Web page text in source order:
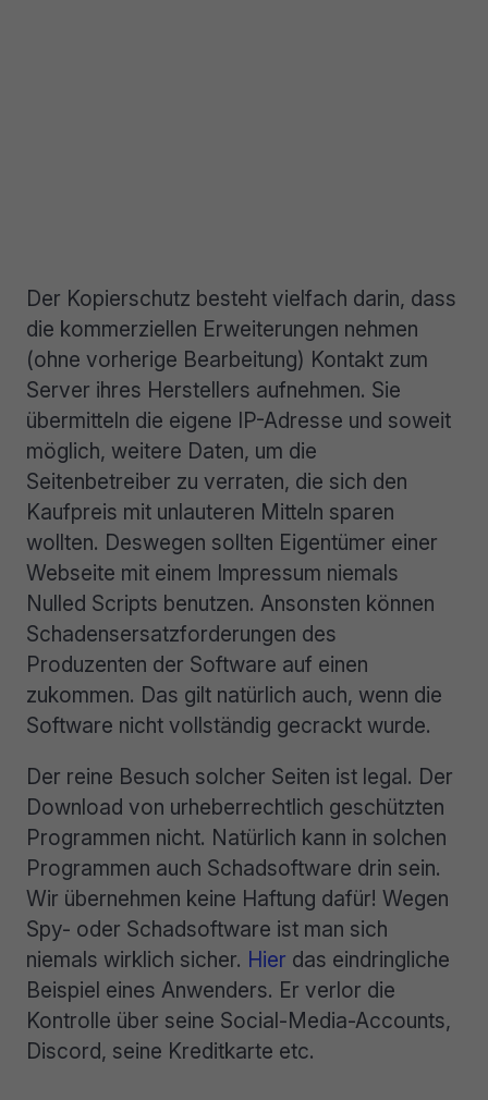
Der Kopierschutz besteht vielfach darin, dass
die kommerziellen Erweiterungen nehmen
(ohne vorherige Bearbeitung) Kontakt zum
Server ihres Herstellers aufnehmen. Sie
übermitteln die eigene IP-Adresse und soweit
möglich, weitere Daten, um die
Seitenbetreiber zu verraten, die sich den
Kaufpreis mit unlauteren Mitteln sparen
wollten. Deswegen sollten Eigentümer einer
Webseite mit einem Impressum niemals
Nulled Scripts benutzen. Ansonsten können
Schadensersatzforderungen des
Produzenten der Software auf einen
zukommen. Das gilt natürlich auch, wenn die
Software nicht vollständig gecrackt wurde.
Der reine Besuch solcher Seiten ist legal. Der
Download von urheberrechtlich geschützten
Programmen nicht. Natürlich kann in solchen
Programmen auch Schadsoftware drin sein.
Wir übernehmen keine Haftung dafür! Wegen
Spy- oder Schadsoftware ist man sich
niemals wirklich sicher. Hier das eindringliche
Beispiel eines Anwenders. Er verlor die
Kontrolle über seine Social-Media-Accounts,
Discord, seine Kreditkarte etc.